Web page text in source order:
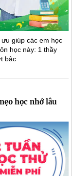
giúp các em học
học này: 1 thầy
bậc
học nhớ lâu